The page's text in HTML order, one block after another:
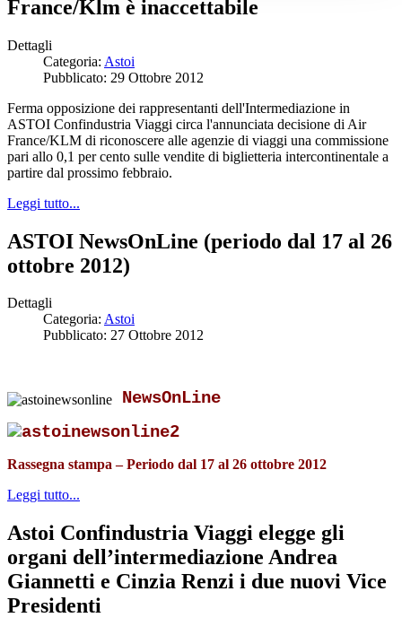
France/Klm è inaccettabile
Dettagli
Categoria: Astoi
Pubblicato: 29 Ottobre 2012
Ferma opposizione dei rappresentanti dell'Intermediazione in
ASTOI Confindustria Viaggi circa l'annunciata decisione di Air
France/KLM di riconoscere alle agenzie di viaggi una commissione
pari allo 0,1 per cento sulle vendite di biglietteria intercontinentale a
partire dal prossimo febbraio.
Leggi tutto...
ASTOI NewsOnLine (periodo dal 17 al 26
ottobre 2012)
Dettagli
Categoria: Astoi
Pubblicato: 27 Ottobre 2012
NewsOnLine
Rassegna stampa – Periodo dal 17 al 26 ottobre 2012
Leggi tutto...
Astoi Confindustria Viaggi elegge gli
organi dell’intermediazione Andrea
Giannetti e Cinzia Renzi i due nuovi Vice
Presidenti